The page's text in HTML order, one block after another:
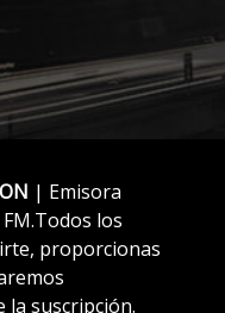
| Emisora
los
proporcionas
la suscripción.